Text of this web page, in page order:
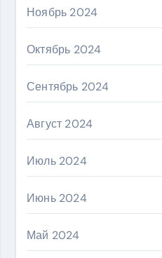
Ноябрь 2024
Октябрь 2024
Сентябрь 2024
Август 2024
Июль 2024
Июнь 2024
Май 2024